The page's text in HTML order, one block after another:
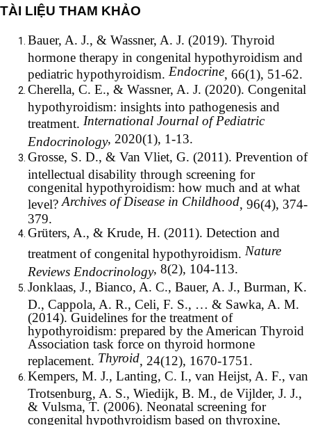
TÀI LIỆU THAM KHẢO
Bauer, A. J., & Wassner, A. J. (2019). Thyroid
hormone therapy in congenital hypothyroidism and
pediatric hypothyroidism. Endocrine , 66(1), 51-62.
Cherella, C. E., & Wassner, A. J. (2020). Congenital
hypothyroidism: insights into pathogenesis and
treatment. International Journal of Pediatric
Endocrinology, 2020(1), 1-13.
Grosse, S. D., & Van Vliet, G. (2011). Prevention of
intellectual disability through screening for
congenital hypothyroidism: how much and at what
level? Archives of Disease in Childhood , 96(4), 374-
379.
Grüters, A., & Krude, H. (2011). Detection and
treatment of congenital hypothyroidism. Nature
Reviews Endocrinology, 8(2), 104-113.
Jonklaas, J., Bianco, A. C., Bauer, A. J., Burman, K.
D., Cappola, A. R., Celi, F. S., … & Sawka, A. M.
(2014). Guidelines for the treatment of
hypothyroidism: prepared by the American Thyroid
Association task force on thyroid hormone
replacement. Thyroid , 24(12), 1670-1751.
Kempers, M. J., Lanting, C. I., van Heijst, A. F., van
Trotsenburg, A. S., Wiedijk, B. M., de Vijlder, J. J.,
& Vulsma, T. (2006). Neonatal screening for
congenital hypothyroidism based on thyroxine,